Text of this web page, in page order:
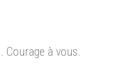
à vous.